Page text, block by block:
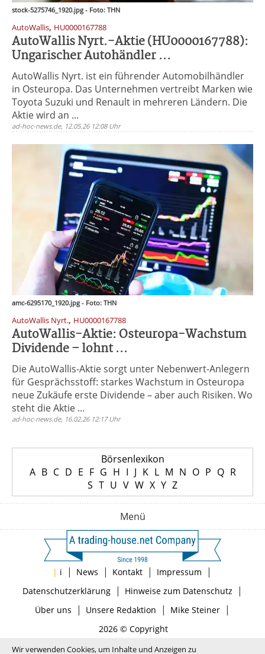
stock-5275746_1920.jpg - Foto: THN
AutoWallis, HU0000167788
AutoWallis Nyrt.-Aktie (HU0000167788):
Ungarischer Autohändler ...
AutoWallis Nyrt. ist ein führender Automobilhändler
in Osteuropa. Das Unternehmen vertreibt Marken wie
Toyota Suzuki und Renault in mehreren Ländern. Die
Aktie wird an ...
ad-hoc-news.de, 12.05.26 12:08 Uhr
amc-6295170_1920.jpg - Foto: THN
AutoWallis Nyrt., HU0000167788
AutoWallis-Aktie: Osteuropa-Wachstum
Dividende – lohnt ...
Die AutoWallis-Aktie sorgt unter Nebenwert-Anlegern
für Gesprächsstoff: starkes Wachstum in Osteuropa
neue Zukäufe erste Dividende – aber auch Risiken. Wo
steht die Aktie ...
ad-hoc-news.de, 16.02.26 12:17 Uhr
Börsenlexikon
A B C D E F G H I J K L M N O P Q R
S T U V W X Y Z
Menü
| i | News | Kontakt | Impressum |
Datenschutzerklärung| Hinweise zum Datenschutz |
Über uns | Unsere Redaktion | Mike Steiner|
2026 © Copyright
Wir verwenden Cookies, um Inhalte und Anzeigen zu